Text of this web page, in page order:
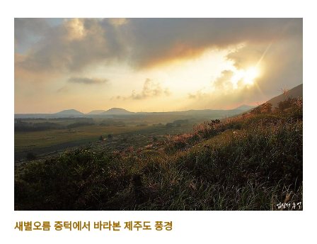
새별오름 중턱에서 바라본 제주도 풍경